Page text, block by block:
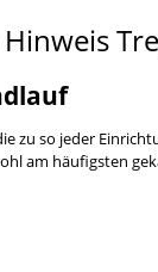
zu so jeder
am häufigsten